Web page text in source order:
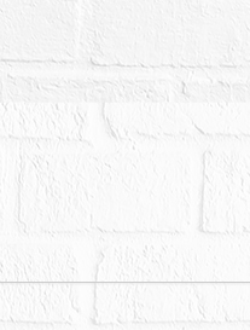
前或投標前應自行
得以此為由請求減少
市計畫內，第二種商
投標前應自行注意
定，並應自行負擔
賣金額係包括整體
拍定人無法持本院核
注意。
受人）應承擔不動產